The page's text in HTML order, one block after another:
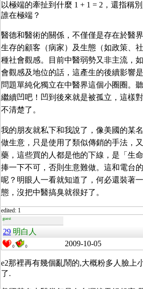
以極端的牽扯到什麼 1 + 1 = 2，還指稱
誰在極端？
醫德和醫術的關係，不僅僅是存在於醫
生存的顧客（病家）及生態（如政策、
種社會觀感。目前中醫弱勢又非主流，
會觀感及地位的話，這產生的後續影響
問題單純化獨立在中醫界這個小圈圈。
繼續凹吧！凹到後來就是被孤立，這樣
不清楚了。
我的朋友就私下和我說了，像美國的某
做生意，只是使用了類似傳銷的手法，
藥，這些買的人都是他的下線，是「生
捧一下不可，否則生意難做。這和電台
呢？明眼人一看就知道了，何必還裝著
態，沒把中醫搞臭就很好了。
edited: 1
guest
29 明白人
0 0 2009-10-05
e2那裡再有幾個亂鬧的,大概粉多人臉上
了.